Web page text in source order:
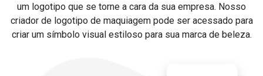
um logotipo que se torne a cara da sua empresa. Nosso
criador de logotipo de maquiagem pode ser acessado para
criar um símbolo visual estiloso para sua marca de beleza.